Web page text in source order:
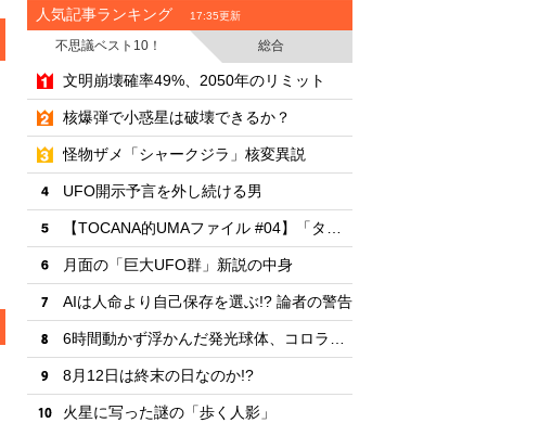
人気記事ランキング 17:35更新
不思議ベスト10！
総合
・
文明崩壊確率49%、2050年のリミット
・
核爆弾で小惑星は破壊できるか？
・
怪物ザメ「シャークジラ」核変異説
・
UFO開示予言を外し続ける男
・ 【TOCANA的UMAファイル #04】「タッツェルヴルム」
・
月面の「巨大UFO群」新説の中身
・
AIは人命より自己保存を選ぶ!? 論者の警告
・ 6時間動かず浮かんだ発光球体、コロラド上空の謎
・
8月12日は終末の日なのか!?
・
火星に写った謎の「歩く人影」